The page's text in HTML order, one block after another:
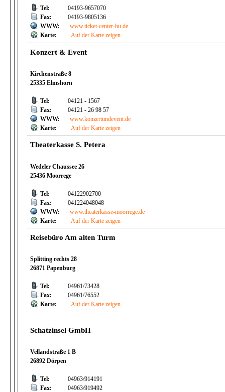
Tel:
04193-9657070
Fax:
04193-9805136
WWW:
www.ticket-center-hu.de
Karte:
Auf der Karte zeigen
Konzert & Event
Kirchenstraße 8
25335 Elmshorn
Tel:
04121 - 1567
Fax:
04121 - 26 98 57
WWW:
www.konzertundevent.de
Karte:
Auf der Karte zeigen
Theaterkasse S. Petera
Wedeler Chaussee 26
25436 Moorrege
Tel:
04122902700
Fax:
041224048048
WWW:
www.theaterkasse-moorrege.de
Karte:
Auf der Karte zeigen
Reisebüro Am alten Turm
Splitting rechts 28
26871 Papenburg
Tel:
04961/73428
Fax:
04961/76552
Karte:
Auf der Karte zeigen
Schatzinsel GmbH
Vellandstraße 1 B
26892 Dörpen
Tel:
04963/914191
Fax:
04963/919492